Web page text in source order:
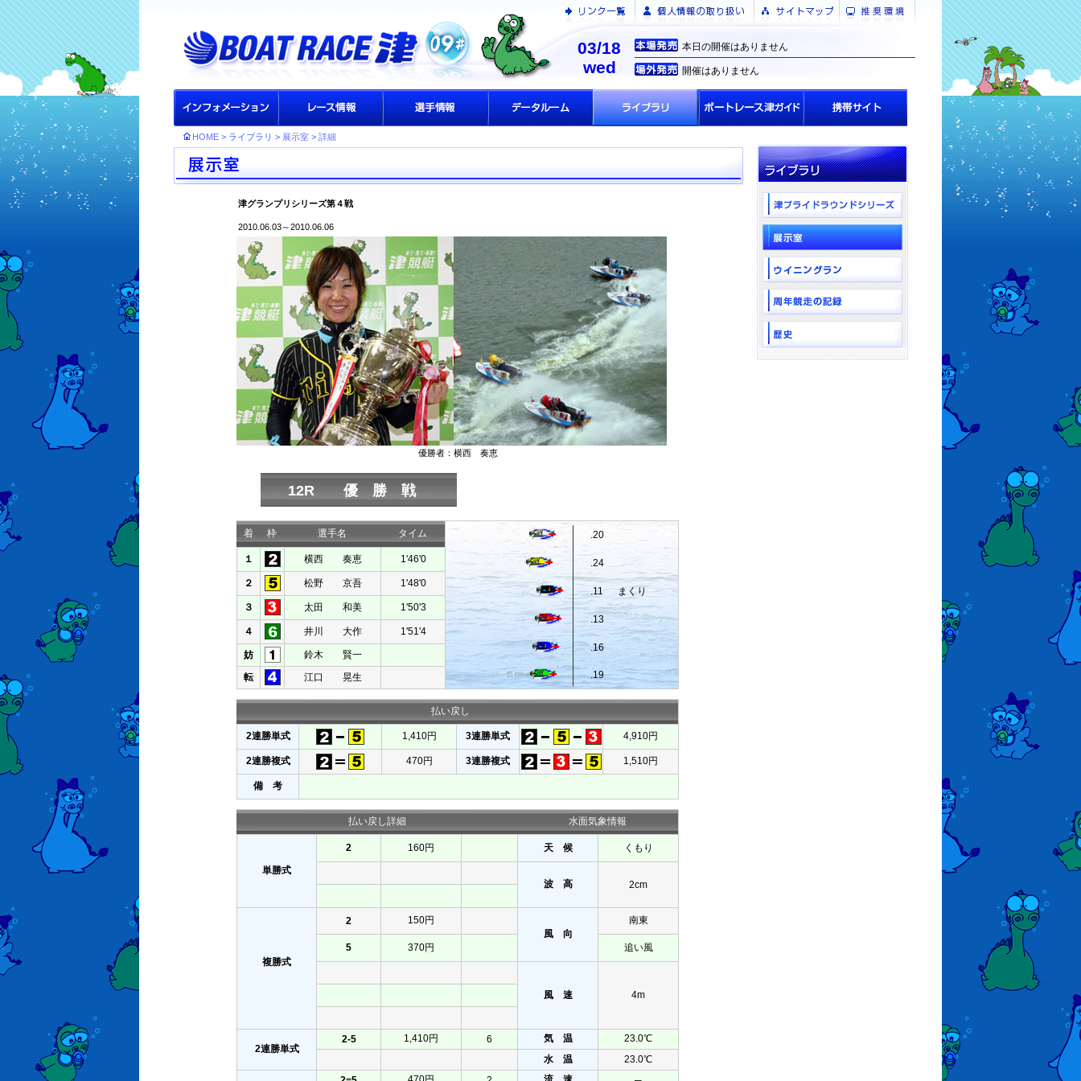
本日の開催はありません
開催はありません
03/18
wed
HOME > ライブラリ > 展示室 > 詳細
津グランプリシリーズ第４戦
2010.06.03～2010.06.06
優勝者：横西 奏恵
12R 優 勝 戦
着 枠 選手名 タイム
１ 横西 奏恵 1'46'0
２ 松野 京吾 1'48'0
３ 太田 和美 1'50'3
４ 井川 大作 1'51'4
妨
鈴木 賢一
転
江口 晃生
.20
.24
.11 まくり
.13
.16
.19
払い戻し
2連勝単式 1,410円 3連勝単式 4,910円
2連勝複式 470円 3連勝複式 1,510円
備 考
払い戻し詳細 水面気象情報
単勝式
2 160円 天 候 くもり
波 高 2cm
複勝式
2
150円
風 向
南東
5 370円 追い風
風 速 4m
2連勝単式
2-5 1,410円 6 気 温
23.0℃
水 温
23.0℃